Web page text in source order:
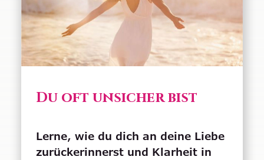
Du oft unsicher bist
Lerne, wie du dich an deine Liebe
zurückerinnerst und Klarheit in